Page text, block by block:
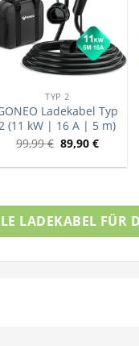
TYP 2
Ladekabel Typ
2 (11 kW | 16 A | 5 m)
99,99€ 89,90€
LADEKABEL FÜR